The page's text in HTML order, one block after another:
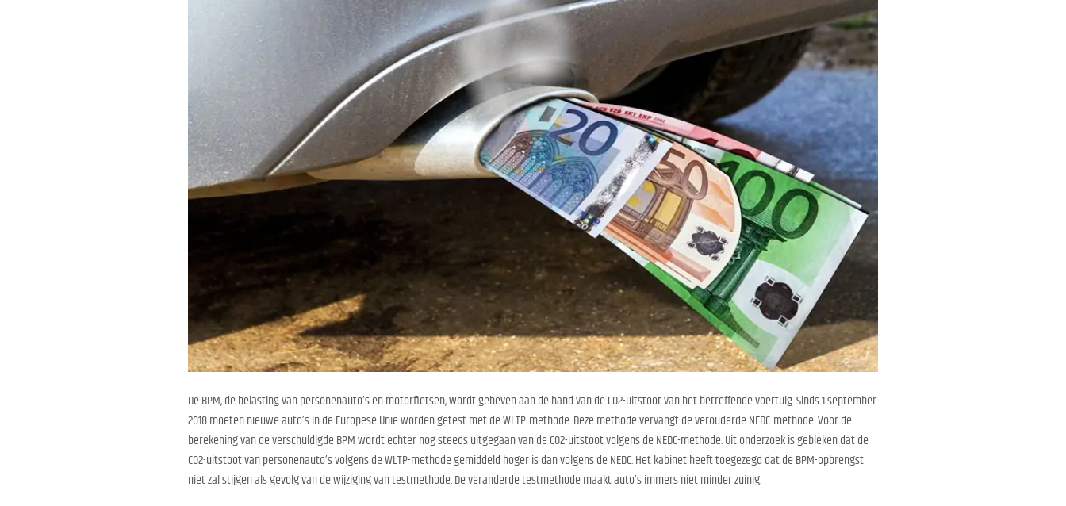
De BPM, de belasting van personenauto’s en motorfietsen, wordt geheven aan de hand van de CO2-uitstoot van het betreffende voertuig. Sinds 1 september
2018 moeten nieuwe auto’s in de Europese Unie worden getest met de WLTP-methode. Deze methode vervangt de verouderde NEDC-methode. Voor de
berekening van de verschuldigde BPM wordt echter nog steeds uitgegaan van de CO2-uitstoot volgens de NEDC-methode. Uit onderzoek is gebleken dat de
CO2-uitstoot van personenauto’s volgens de WLTP-methode gemiddeld hoger is dan volgens de NEDC. Het kabinet heeft toegezegd dat de BPM-opbrengst
niet zal stijgen als gevolg van de wijziging van testmethode. De veranderde testmethode maakt auto’s immers niet minder zuinig.